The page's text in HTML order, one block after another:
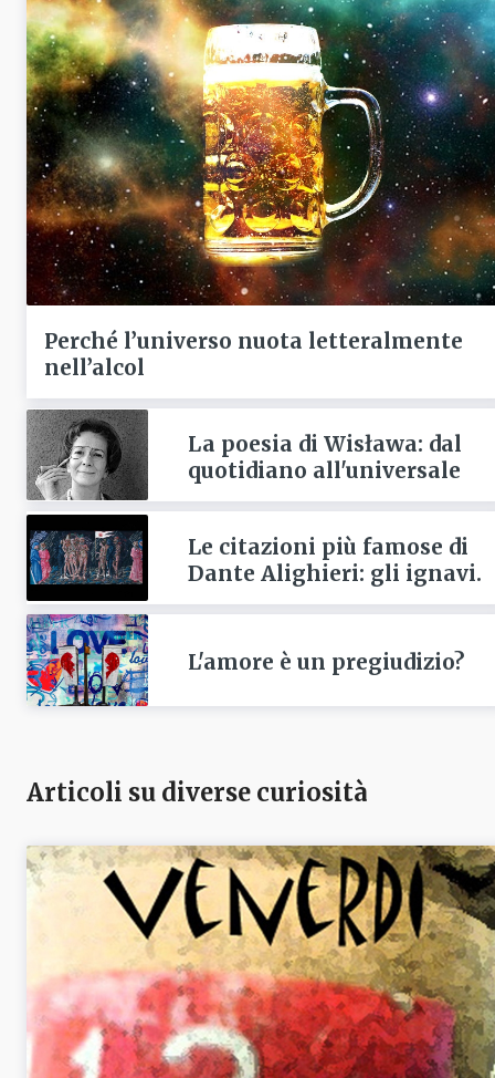
Perché l’universo nuota letteralmente
nell’alcol
La poesia di Wisława: dal
quotidiano all'universale
Le citazioni più famose di
Dante Alighieri: gli ignavi.
L'amore è un pregiudizio?
Articoli su diverse curiosità